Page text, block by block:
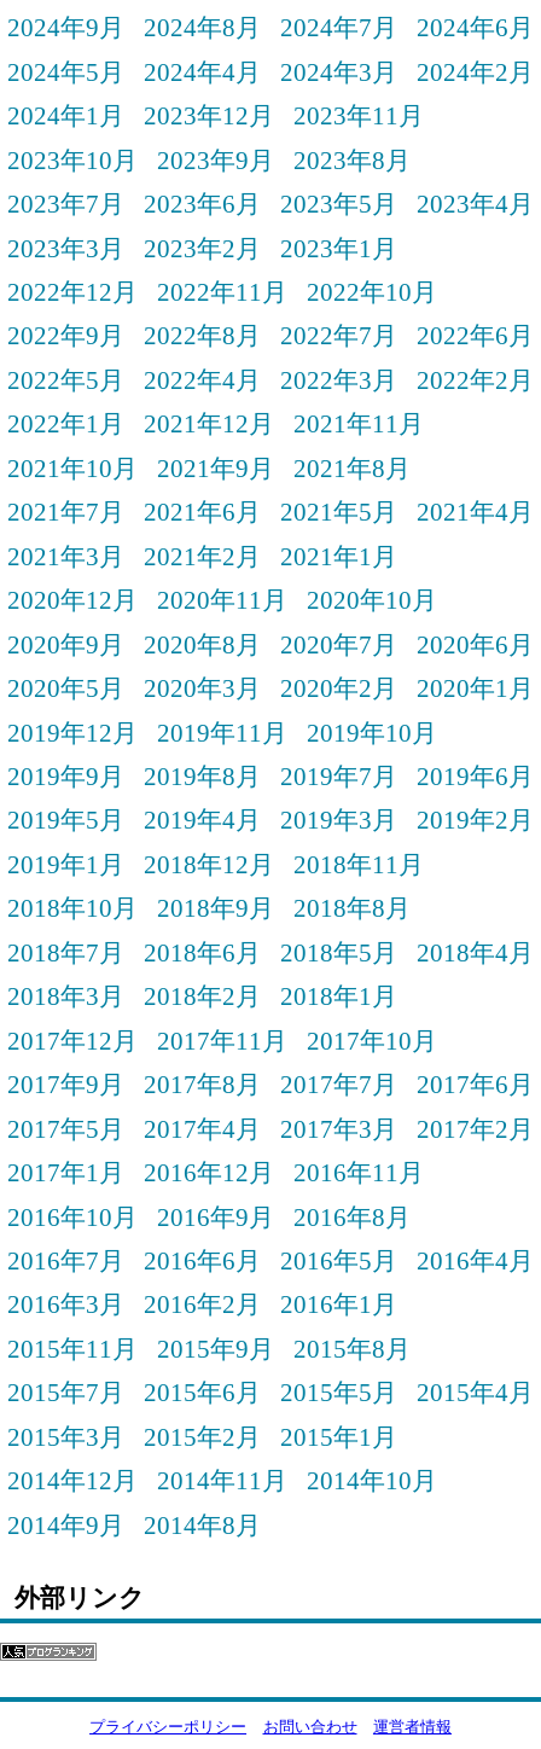
2024年9月
2024年8月 2024年7月
2024年6月
2024年5月
2024年4月 2024年3月
2024年2月
2024年1月
2023年12月
2023年11月
2023年10月
2023年9月
2023年8月
2023年7月
2023年6月 2023年5月
2023年4月
2023年3月
2023年2月
2023年1月
2022年12月
2022年11月
2022年10月
2022年9月
2022年8月 2022年7月
2022年6月
2022年5月
2022年4月 2022年3月
2022年2月
2022年1月
2021年12月
2021年11月
2021年10月
2021年9月
2021年8月
2021年7月
2021年6月 2021年5月
2021年4月
2021年3月
2021年2月
2021年1月
2020年12月
2020年11月
2020年10月
2020年9月
2020年8月 2020年7月
2020年6月
2020年5月
2020年3月 2020年2月
2020年1月
2019年12月
2019年11月
2019年10月
2019年9月
2019年8月 2019年7月
2019年6月
2019年5月
2019年4月 2019年3月
2019年2月
2019年1月
2018年12月
2018年11月
2018年10月
2018年9月
2018年8月
2018年7月
2018年6月 2018年5月
2018年4月
2018年3月
2018年2月
2018年1月
2017年12月
2017年11月
2017年10月
2017年9月
2017年8月 2017年7月
2017年6月
2017年5月
2017年4月 2017年3月
2017年2月
2017年1月
2016年12月
2016年11月
2016年10月
2016年9月
2016年8月
2016年7月
2016年6月 2016年5月
2016年4月
2016年3月
2016年2月
2016年1月
2015年11月
2015年9月
2015年8月
2015年7月
2015年6月 2015年5月
2015年4月
2015年3月
2015年2月
2015年1月
2014年12月
2014年11月
2014年10月
2014年9月
2014年8月
外部リンク
プライバシーポリシー お問い合わせ 運営者情報